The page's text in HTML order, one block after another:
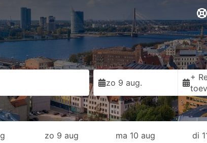
zo 9 aug.
+
zo 9 aug ma 10 aug di